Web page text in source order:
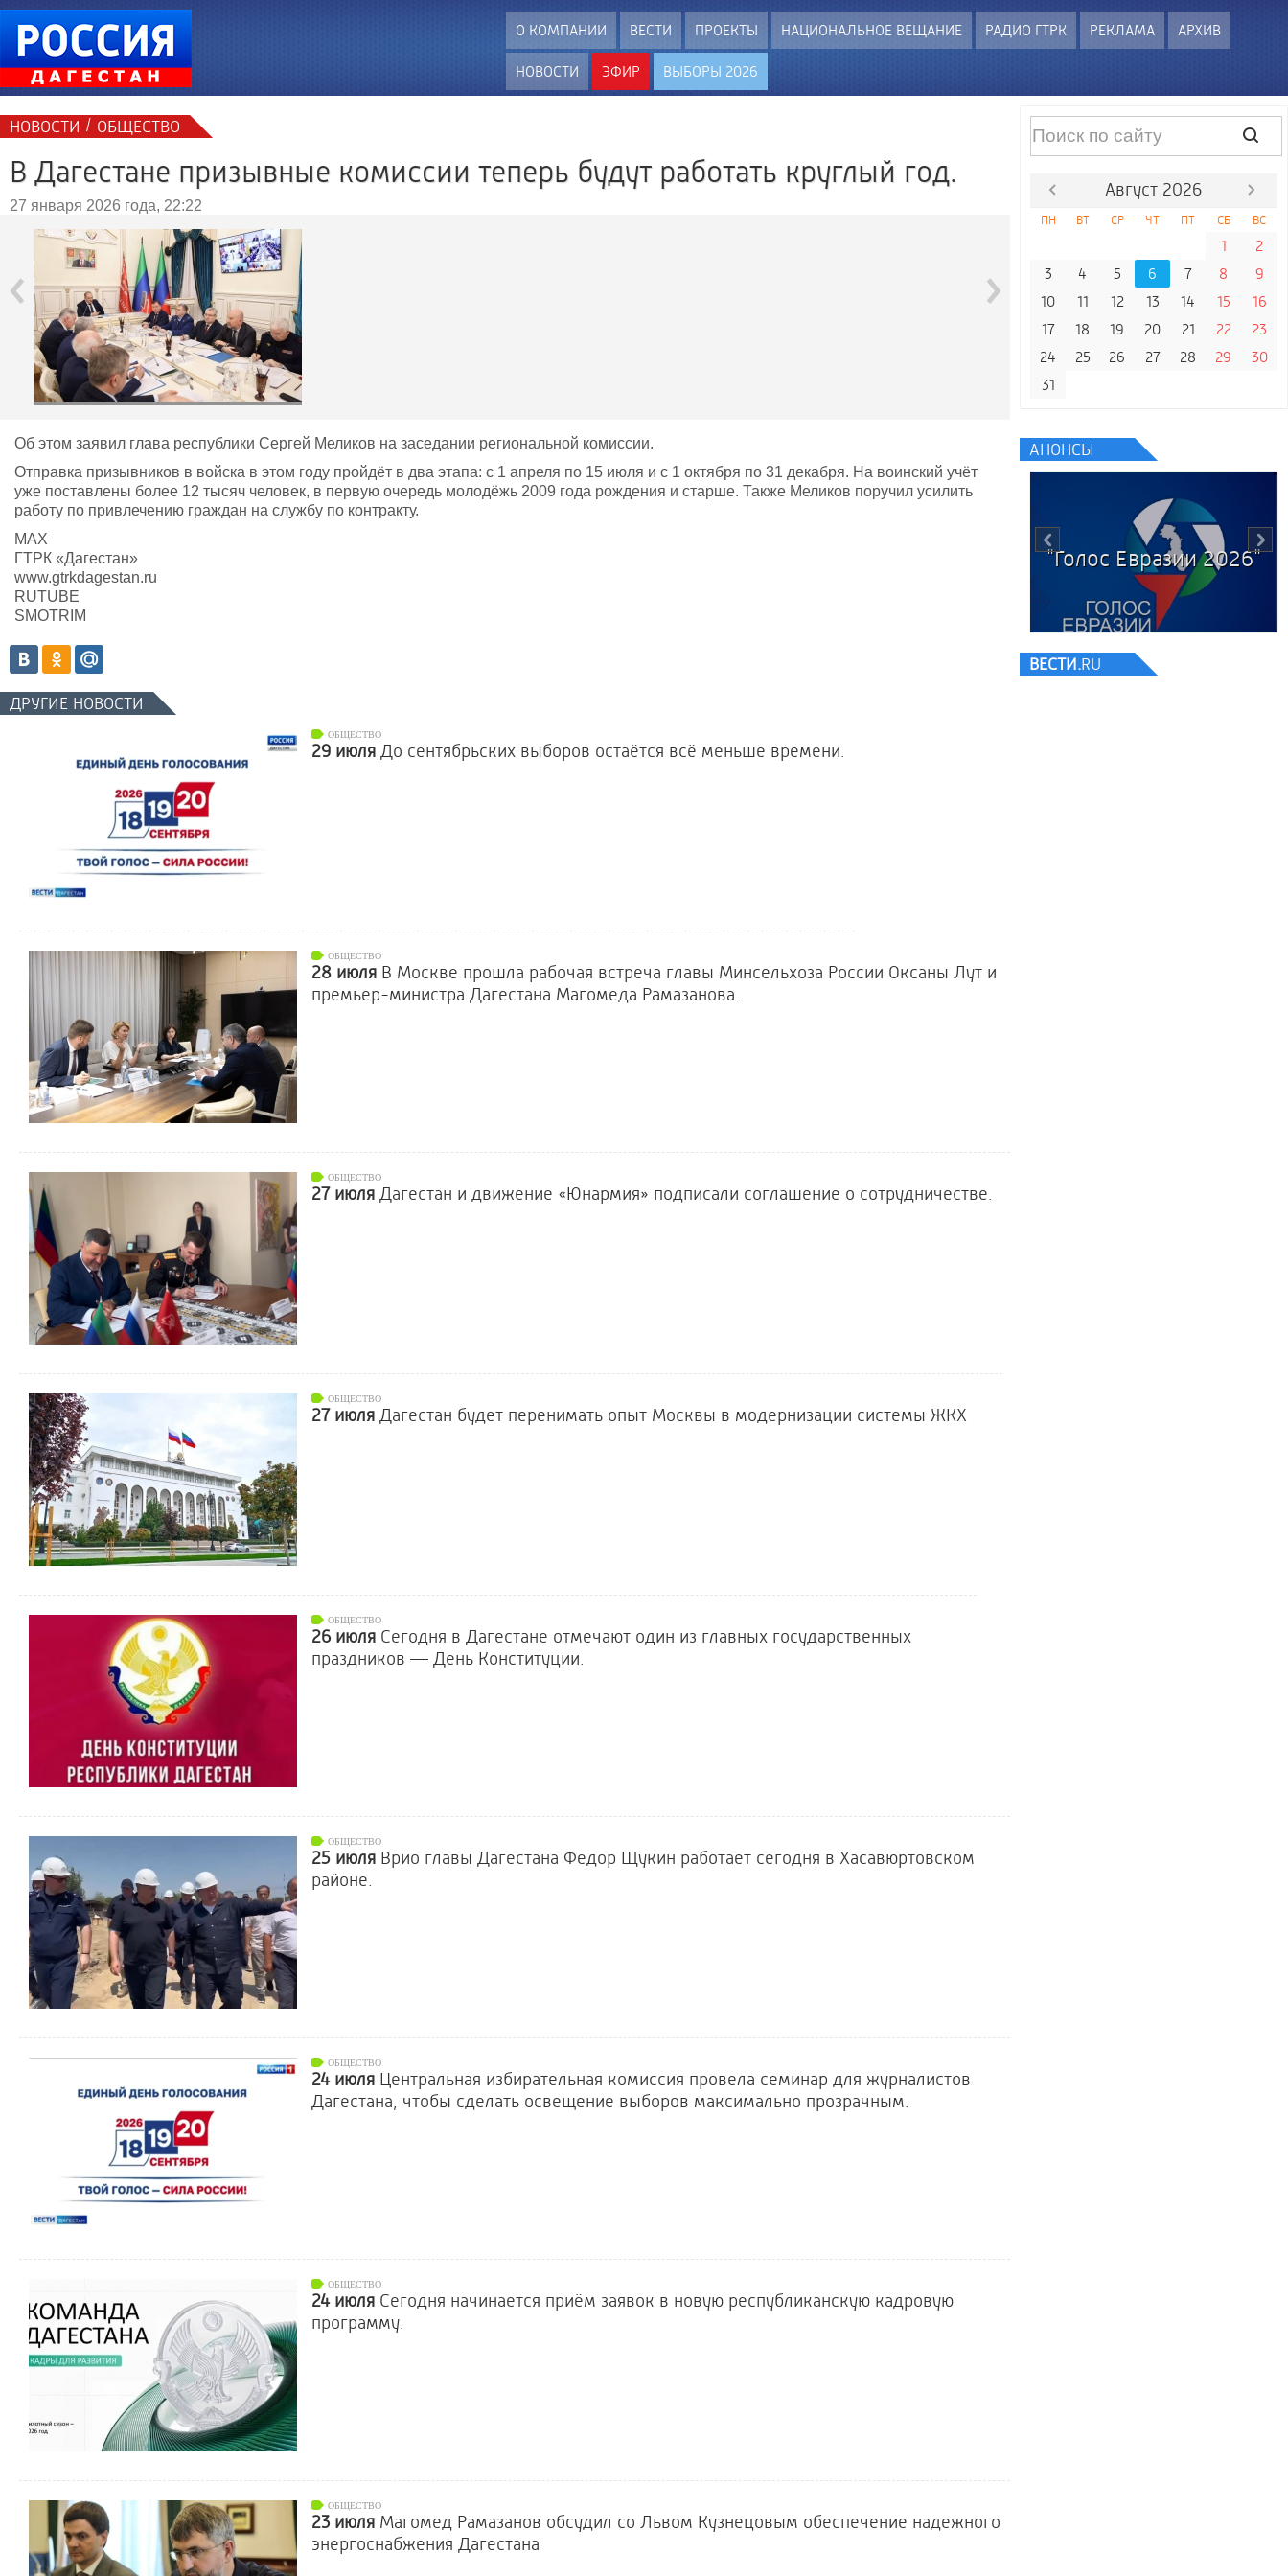
О КОМПАНИИ ВЕСТИ ПРОЕКТЫ НАЦИОНАЛЬНОЕ ВЕЩАНИЕ РАДИО ГТРК РЕКЛАМА АРХИВ
НОВОСТИ ЭФИР ВЫБОРЫ 2026
Август 2026
ПН ВТ СР ЧТ ПТ СБ ВС
1
2
3
4 5 6 7 8
9
10
11 12 13 14 15
16
17
18 19 20 21 22
23
24
25 26 27 28 29
30
31
АНОНСЫ
ВЫБОРЫ 2026
ВЕСТИ.RU
НОВОСТИ / ОБЩЕСТВО
В Дагестане призывные комиссии теперь будут работать круглый год.
27 января 2026 года, 22:22
‹ ›
Об этом заявил глава республики Сергей Меликов на заседании региональной комиссии.
Отправка призывников в войска в этом году пройдёт в два этапа: с 1 апреля по 15 июля и с 1 октября по 31 декабря. На воинский учёт
уже поставлены более 12 тысяч человек, в первую очередь молодёжь 2009 года рождения и старше. Также Меликов поручил усилить
работу по привлечению граждан на службу по контракту.
MAX
ГТРК «Дагестан»
www.gtrkdagestan.ru
RUTUBE
SMOTRIM
ДРУГИЕ НОВОСТИ
ОБЩЕСТВО
29 июля До сентябрьских выборов остаётся всё меньше времени.
ОБЩЕСТВО
28 июля В Москве прошла рабочая встреча главы Минсельхоза России Оксаны Лут и
премьер-министра Дагестана Магомеда Рамазанова.
ОБЩЕСТВО
27 июля Дагестан и движение «Юнармия» подписали соглашение о сотрудничестве.
ОБЩЕСТВО
27 июля Дагестан будет перенимать опыт Москвы в модернизации системы ЖКХ
ОБЩЕСТВО
26 июля Сегодня в Дагестане отмечают один из главных государственных
праздников — День Конституции.
ОБЩЕСТВО
25 июля Врио главы Дагестана Фёдор Щукин работает сегодня в Хасавюртовском
районе.
ОБЩЕСТВО
24 июля Центральная избирательная комиссия провела семинар для журналистов
Дагестана, чтобы сделать освещение выборов максимально прозрачным.
ОБЩЕСТВО
24 июля Сегодня начинается приём заявок в новую республиканскую кадровую
программу.
ОБЩЕСТВО
23 июля Магомед Рамазанов обсудил со Львом Кузнецовым обеспечение надежного
энергоснабжения Дагестана